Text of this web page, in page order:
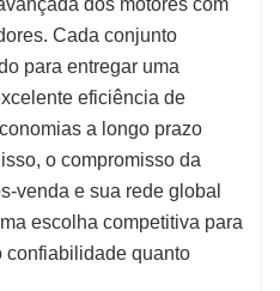
dos motores com
Cada conjunto
para entregar uma
eficiência de
a longo prazo
o compromisso da
venda e sua rede global
escolha competitiva para
confiabilidade quanto